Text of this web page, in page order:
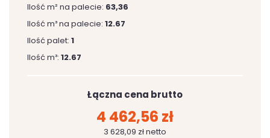
Ilość m² na palecie: 63,36
Ilość m³ na palecie: 12.67
Ilość palet: 1
Ilość m³: 12.67
Łączna cena brutto
4 462,56 zł
3 628,09 zł netto